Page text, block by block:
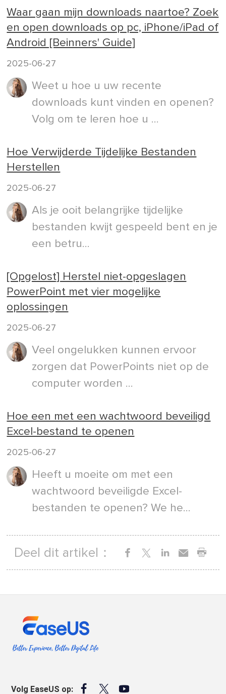
Waar gaan mijn downloads naartoe? Zoek
en open downloads op pc, iPhone/iPad of
Android [Beinners' Guide]
2025-06-27
Weet u hoe u uw recente
downloads kunt vinden en openen?
Volg om te leren hoe u ...
Hoe Verwijderde Tijdelijke Bestanden
Herstellen
2025-06-27
Als je ooit belangrijke tijdelijke
bestanden kwijt gespeeld bent en je
een betru...
[Opgelost] Herstel niet-opgeslagen
PowerPoint met vier mogelijke
oplossingen
2025-06-27
Veel ongelukken kunnen ervoor
zorgen dat PowerPoints niet op de
computer worden ...
Hoe een met een wachtwoord beveiligd
Excel-bestand te openen
2025-06-27
Heeft u moeite om met een
wachtwoord beveiligde Excel-
bestanden te openen? We he...
Deel dit artikel：
Volg EaseUS op:   